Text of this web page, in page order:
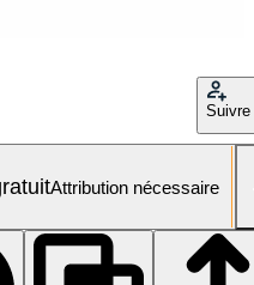
Suivre
Attribution nécessaire